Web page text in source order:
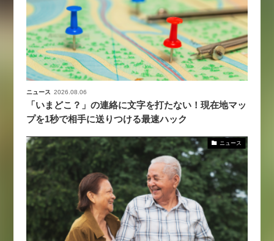
ニュース 2026.08.06
「いまどこ？」の連絡に文字を打たない！現在地マッ
プを1秒で相手に送りつける最速ハック
ニュース